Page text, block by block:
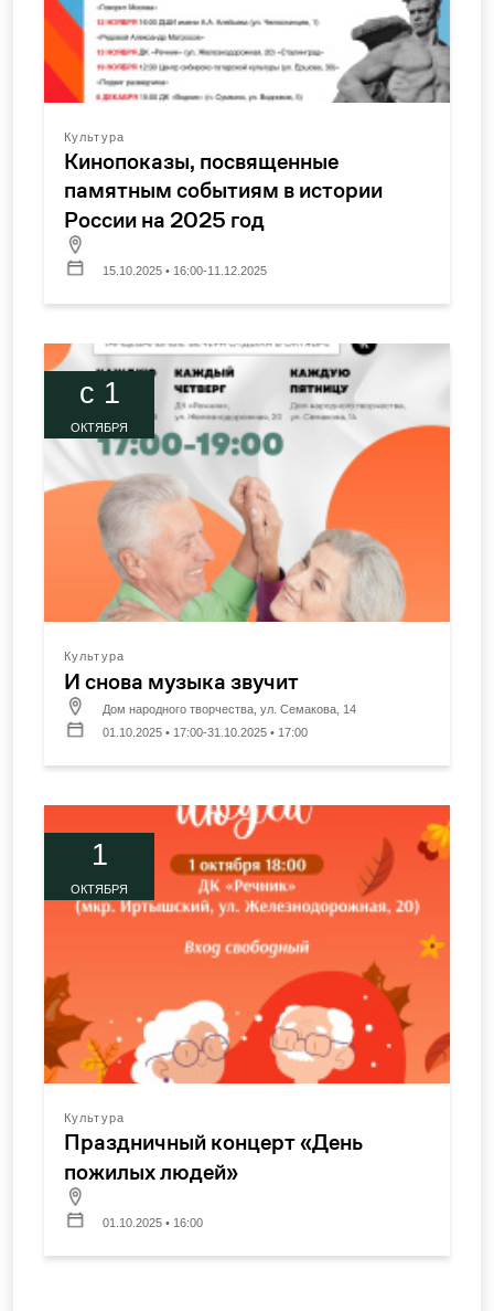
Культура
Кинопоказы, посвященные
памятным событиям в истории
России на 2025 год
15.10.2025 • 16:00-11.12.2025
c 1
ОКТЯБРЯ
Культура
И снова музыка звучит
Дом народного творчества, ул. Семакова, 14
01.10.2025 • 17:00-31.10.2025 • 17:00
1
ОКТЯБРЯ
Культура
Праздничный концерт «День
пожилых людей»
01.10.2025 • 16:00